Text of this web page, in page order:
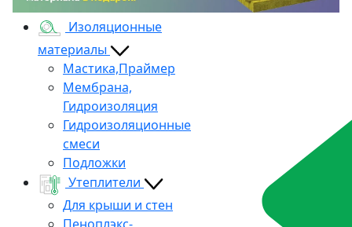
Изоляционные
материалы
Мастика,Праймер
Мембрана,
Гидроизоляция
Гидроизоляционные
смеси
Подложки
Утеплители
Для крыши и стен